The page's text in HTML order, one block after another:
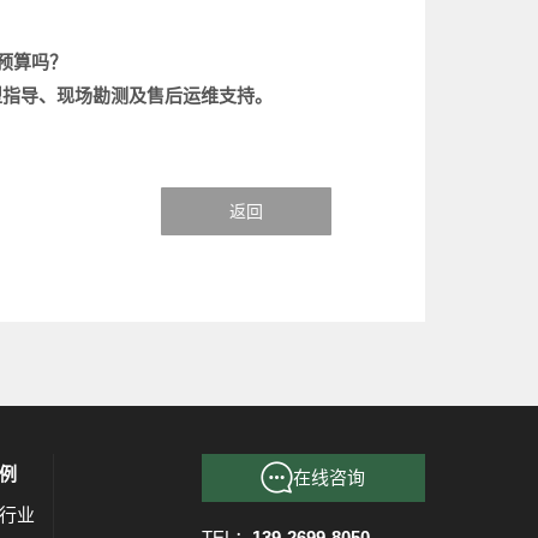
算吗？
导、现场勘测及售后运维支持。
返回
业
在线咨询